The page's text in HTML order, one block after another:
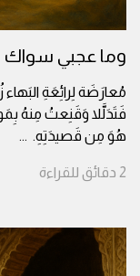
وما عجبي سواك
فَتَدَلَّلا وَقَنِعتُ مِنهُ
هُوَ مِن قَصيدَتِهِ. ...
2 دقائق للقراءة